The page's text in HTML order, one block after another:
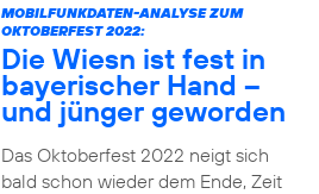
MOBILFUNKDATEN-ANALYSE ZUM
OKTOBERFEST 2022:
Die Wiesn ist fest in
bayerischer Hand –
und jünger geworden
Das Oktoberfest 2022 neigt sich
bald schon wieder dem Ende, Zeit